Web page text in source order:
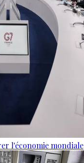
l'économie mondiale